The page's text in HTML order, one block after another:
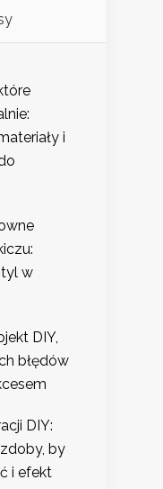
i
w
DIY,
błędów
DIY:
by
i efekt